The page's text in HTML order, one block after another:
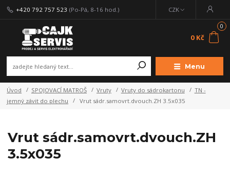
Menu
CZK
+420 792 757 523 (Po-Pá, 8-16 hod.)
0
0 Kč
Úvod SPOJOVACÍ MATROŠ Vruty Vruty do sádrokartonu
TN -
jemný závit do plechu
Vrut sádr.samovrt.dvouch.ZH 3.5x035
Vrut sádr.samovrt.dvouch.ZH
3.5x035